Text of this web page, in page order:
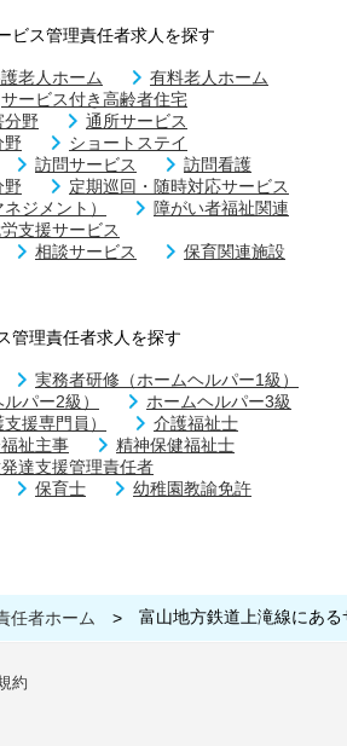
ビス管理責任者求人を探す
老人ホーム
有料老人ホーム
サービス付き高齢者住宅
野
通所サービス
野
ショートステイ
訪問サービス
訪問看護
野
定期巡回・随時対応サービス
ジメント）
障がい者福祉関連
支援サービス
相談サービス
保育関連施設
管理責任者求人を探す
実務者研修（ホームヘルパー1級）
パー2級）
ホームヘルパー3級
援専門員）
介護福祉士
祉主事
精神保健福祉士
達支援管理責任者
保育士
幼稚園教諭免許
任者ホーム > 富山地方鉄道上滝線にあ
約